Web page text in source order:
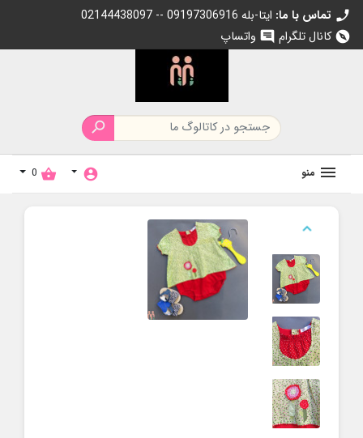
call تماس با ما: 02144438097 -- 09197306916 ایتا-بله
explore کانال تلگرام chat واتساپ

منو account_circle
shopping_basket
0
